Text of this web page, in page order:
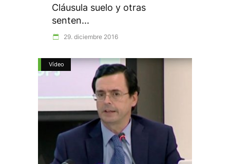
Cláusula suelo y otras
senten...
29. diciembre 2016
Vídeo